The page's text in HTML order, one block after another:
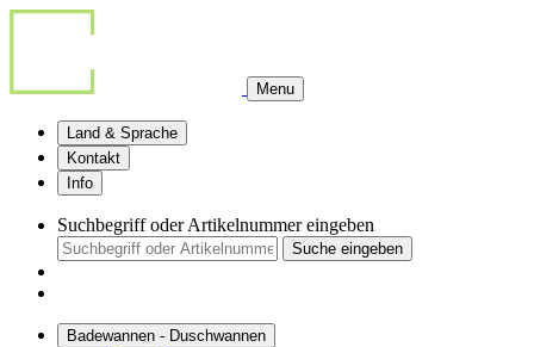
Menu
Land & Sprache
Kontakt
Info
Suchbegriff oder Artikelnummer eingeben
Suche eingeben
Badewannen - Duschwannen